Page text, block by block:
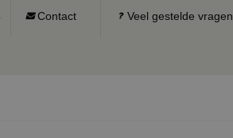
Contact Veel gestelde vragen